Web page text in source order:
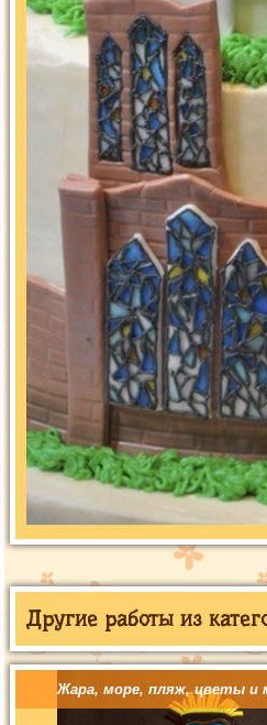
Другие работы из
Жара, море, пляж, цветы и